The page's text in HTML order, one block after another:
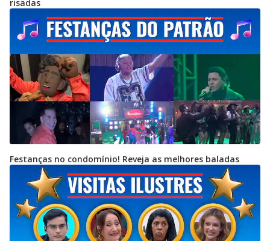
risadas
Festanças no condomínio! Reveja as melhores baladas